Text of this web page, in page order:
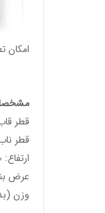
امکان
قطر قاب
قطر ناب
ارتفاع: 10 میلی متر
عرض بند
وزن